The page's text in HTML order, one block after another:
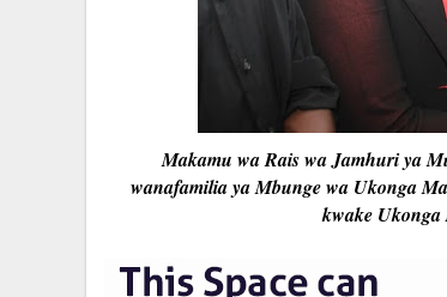
Makamu wa Rais wa Jamhuri ya
wanafamilia ya Mbunge wa Ukonga
kwake Ukonga